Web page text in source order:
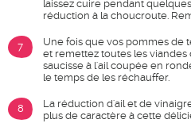
laissez cuire pendant
réduction à la choucroute.
7
Une fois que vos pommes de
et remettez toutes les
saucisse à l'ail coupée en
le temps de les réchauffer.
8
La réduction d'ail et de
plus de caractère à cette